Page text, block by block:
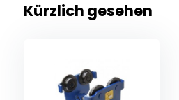
Kürzlich gesehen